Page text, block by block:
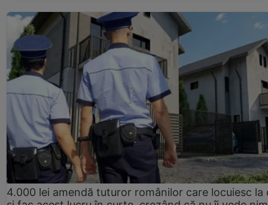
4.000 lei amendă tuturor românilor care locuiesc la